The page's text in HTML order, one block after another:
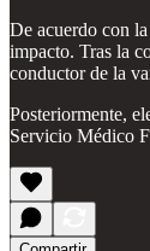
De acuerdo con
impacto. Tras la
conductor de la
Posteriormente,
Servicio Médico